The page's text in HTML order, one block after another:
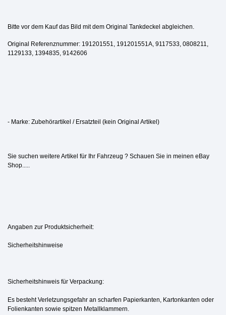
Bitte vor dem Kauf das Bild mit dem Original Tankdeckel abgleichen.
Original Referenznummer: 191201551, 191201551A, 9117533, 0808211,
1129133, 1394835, 9142606
- Marke: Zubehörartikel / Ersatzteil (kein Original Artikel)
Sie suchen weitere Artikel für Ihr Fahrzeug ? Schauen Sie in meinen eBay
Shop.....
Angaben zur Produktsicherheit:
Sicherheitshinweise
Sicherheitshinweis für Verpackung:
Es besteht Verletzungsgefahr an scharfen Papierkanten, Kartonkanten oder
Folienkanten sowie spitzen Metallklammern.